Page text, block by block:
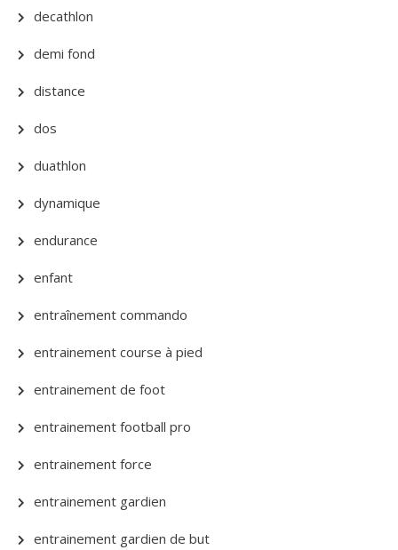
decathlon
demi fond
distance
dos
duathlon
dynamique
endurance
enfant
entraînement commando
entrainement course à pied
entrainement de foot
entrainement football pro
entrainement force
entrainement gardien
entrainement gardien de but